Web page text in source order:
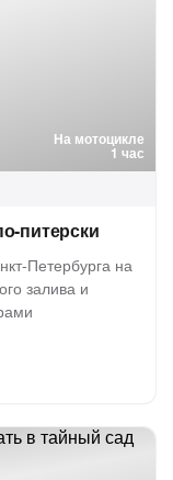
На мотоцикле
1 час
питерски
Петербурга на
залива и